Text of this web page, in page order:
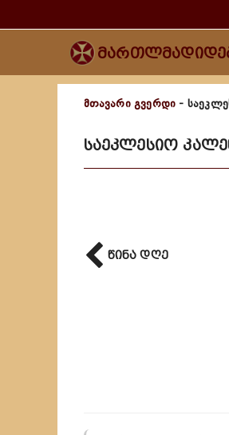
მთავარი გვერდი -
საეკლესიო
წინა დღე